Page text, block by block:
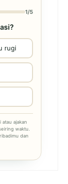
1/5
rugi
ajakan
waktu.
dan